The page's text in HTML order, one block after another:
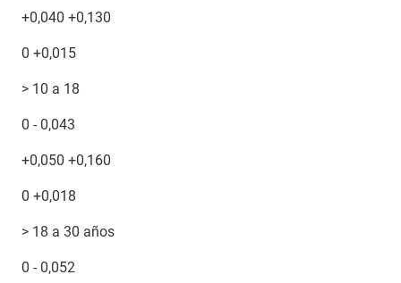
+0,040 +0,130
0 +0,015
> 10 a 18
0 - 0,043
+0,050 +0,160
0 +0,018
> 18 a 30 años
0 - 0,052